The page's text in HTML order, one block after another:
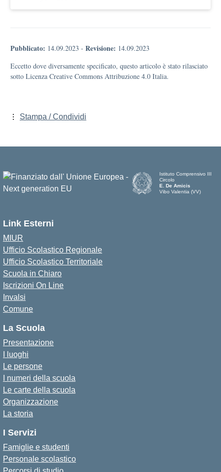
Pubblicato: 14.09.2023 - Revisione: 14.09.2023
Eccetto dove diversamente specificato, questo articolo è stato rilasciato
sotto Licenza Creative Commons Attribuzione 4.0 Italia.
Stampa / Condividi
Istituto Comprensivo III
Circolo
E. De Amicis
Vibo Valentia (VV)
Link Esterni
MIUR
Ufficio Scolastico Regionale
Ufficio Scolastico Territoriale
Scuola in Chiaro
Iscrizioni On Line
Invalsi
Comune
La Scuola
Presentazione
I luoghi
Le persone
I numeri della scuola
Le carte della scuola
Organizzazione
La storia
I Servizi
Famiglie e studenti
Personale scolastico